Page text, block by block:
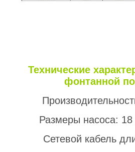
Технические
фонтанной
Размеры насоса:
Сетевой кабель